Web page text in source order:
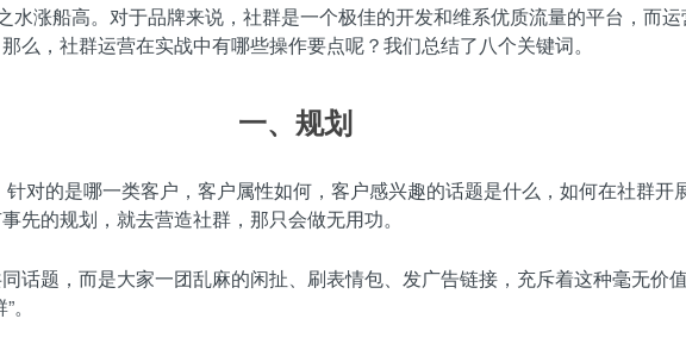
水涨船高。对于品牌来说，社群是一个极佳的开发和维系优质流量的平台，而
，社群运营在实战中有哪些操作要点呢？我们总结了八个关键词。
一、 规划
对的是哪一类客户，客户属性如何，客户感兴趣的话题是什么，如何在社群
先的规划，就去营造社群，那只会做无用功。
话题，而是大家一团乱麻的闲扯、刷表情包、发广告链接，充斥着这种毫无价